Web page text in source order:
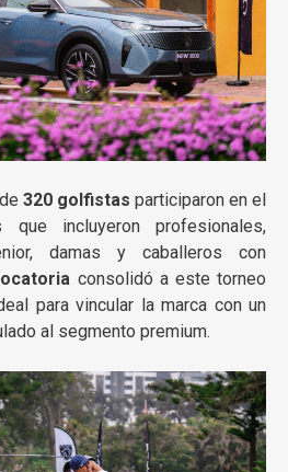
320 golfistas participaron en el
que incluyeron profesionales,
damas y caballeros con
consolidó a este torneo
para vincular la marca con un
al segmento premium.